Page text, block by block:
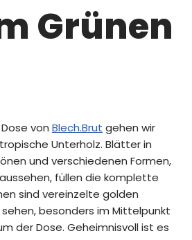
Grünen
von Blech.Brut gehen wir
Unterholz. Blätter in
und verschiedenen Formen,
füllen die komplette
sind vereinzelte golden
besonders im Mittelpunkt
der Dose. Geheimnisvoll ist es